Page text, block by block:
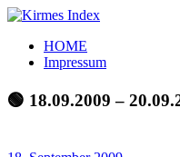
Zum
springen
Kirmes
Index
Tourpläne
der
letzten
HOME
Impressum
🟢 18.09.2009 –